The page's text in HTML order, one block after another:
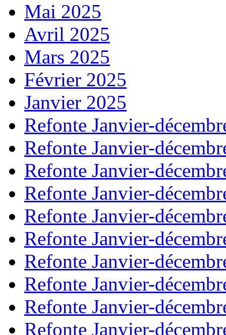
Mai 2025
Avril 2025
Mars 2025
Février 2025
Janvier 2025
Refonte Janvier-
Refonte Janvier-
Refonte Janvier-
Refonte Janvier-
Refonte Janvier-
Refonte Janvier-
Refonte Janvier-
Refonte Janvier-
Refonte Janvier-
Refonte Janvier-